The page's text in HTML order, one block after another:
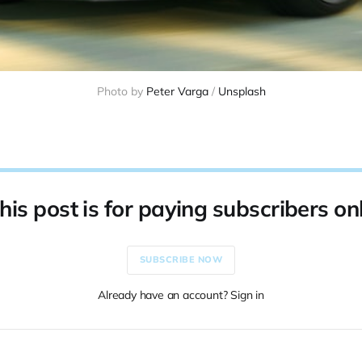
Photo by Peter Varga / Unsplash
post is for paying subscribers
SUBSCRIBE NOW
Already have an account? Sign in